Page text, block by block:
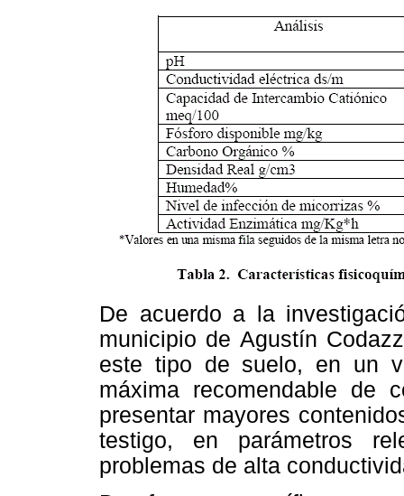
De acuerdo a la
municipio de Agustín
este tipo de suelo, en un
máxima recomendable de
presentar mayores
testigo, en parámetros
problemas de alta